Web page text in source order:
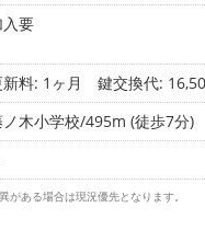
入要
料: 1ヶ月 鍵交換代:
ノ木小学校/495m (徒歩7分)
がある場合は現況優先となります。